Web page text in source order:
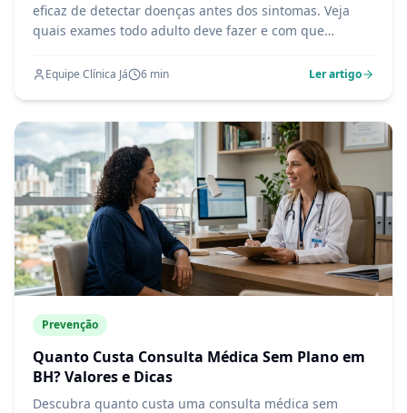
eficaz de detectar doenças antes dos sintomas. Veja
quais exames todo adulto deve fazer e com que
Equipe Clínica Já 6 min Ler artigo
Prevenção
Quanto Custa Consulta Médica Sem Plano em
BH? Valores e Dicas
Descubra quanto custa uma consulta médica sem